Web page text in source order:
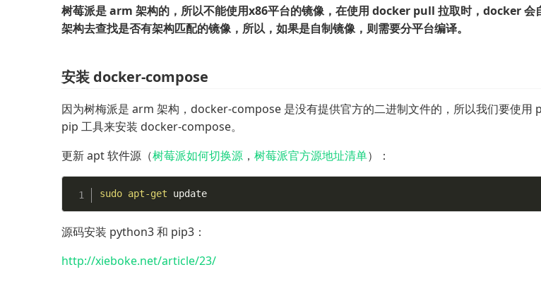
树莓派是 arm 架构的，所以不能使用x86平台的镜像，在使用 docker pull 拉取时，docker 会
架构去查找是否有架构匹配的镜像，所以，如果是自制镜像，则需要分平台编译。
安装 docker-compose
因为树梅派是 arm 架构，docker-compose 是没有提供官方的二进制文件的，所以我们要使用
pip 工具来安装 docker-compose。
更新 apt 软件源（树莓派如何切换源 ， 树莓派官方源地址清单）：
sudo apt-get update
源码安装 python3 和 pip3：
http://xieboke.net/article/23/